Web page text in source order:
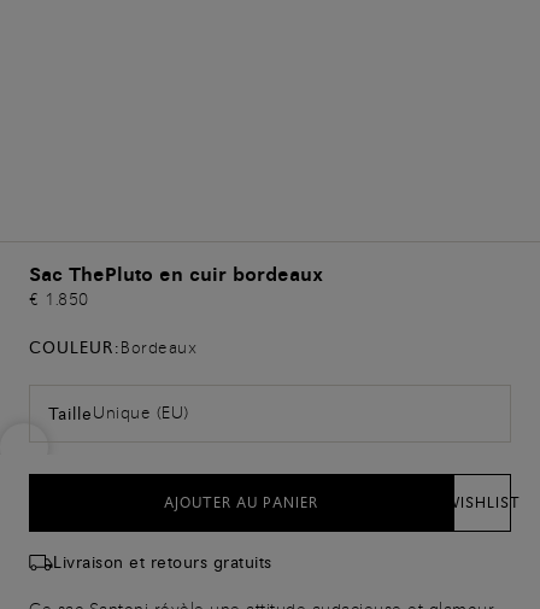
Sac ThePluto en cuir bordeaux
€ 1.850
COULEUR:Bordeaux
TailleUnique (EU)
AJOUTER AU PANIER WISHLIST
Livraison et retours gratuits